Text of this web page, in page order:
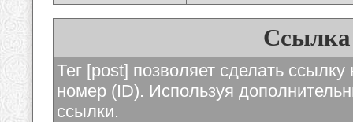
Ссылка
Тег [post] позволяет сделать
номер (ID). Используя
ссылки.